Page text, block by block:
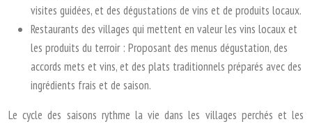
visites guidées, et des dégustations de vins et de produits locaux.
Restaurants des villages qui mettent en valeur les vins locaux et
les produits du terroir : Proposant des menus dégustation, des
accords mets et vins, et des plats traditionnels préparés avec des
ingrédients frais et de saison.
Le cycle des saisons rythme la vie dans les villages perchés et les